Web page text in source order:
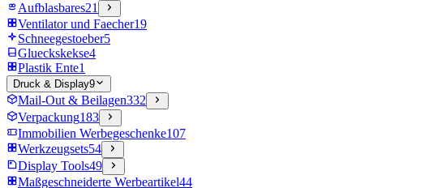
Aufblasbares21
Ventilator und Faecher19
Schneegestoeber5
Glueckskekse4
Plastik Ente1
Druck & Display9
Mail-Out & Beilagen332
Verpackung183
Immobilien Werbegeschenke107
Werkzeugsets54
Display Tools49
Maßgeschneiderte Werbeartikel44